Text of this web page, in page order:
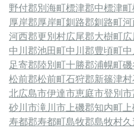
野付郡別海町標津郡中標津町
厚岸郡厚岸町釧路郡釧路町
河西郡更別村広尾郡大樹町
中川郡池田町中川郡豊頃町
足寄郡陸別町十勝郡浦幌町
松前郡松前町石狩郡新篠津村
北広島市伊達市恵庭市登別市
砂川市滝川市 上磯郡知内町
寿都郡寿都町島牧郡島牧村